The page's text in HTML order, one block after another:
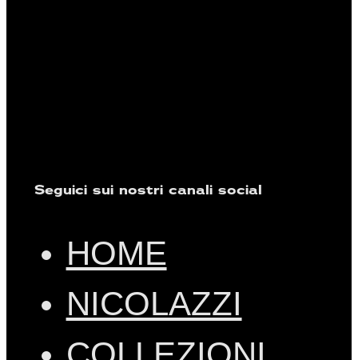
Seguici sui nostri canali social
HOME
NICOLAZZI